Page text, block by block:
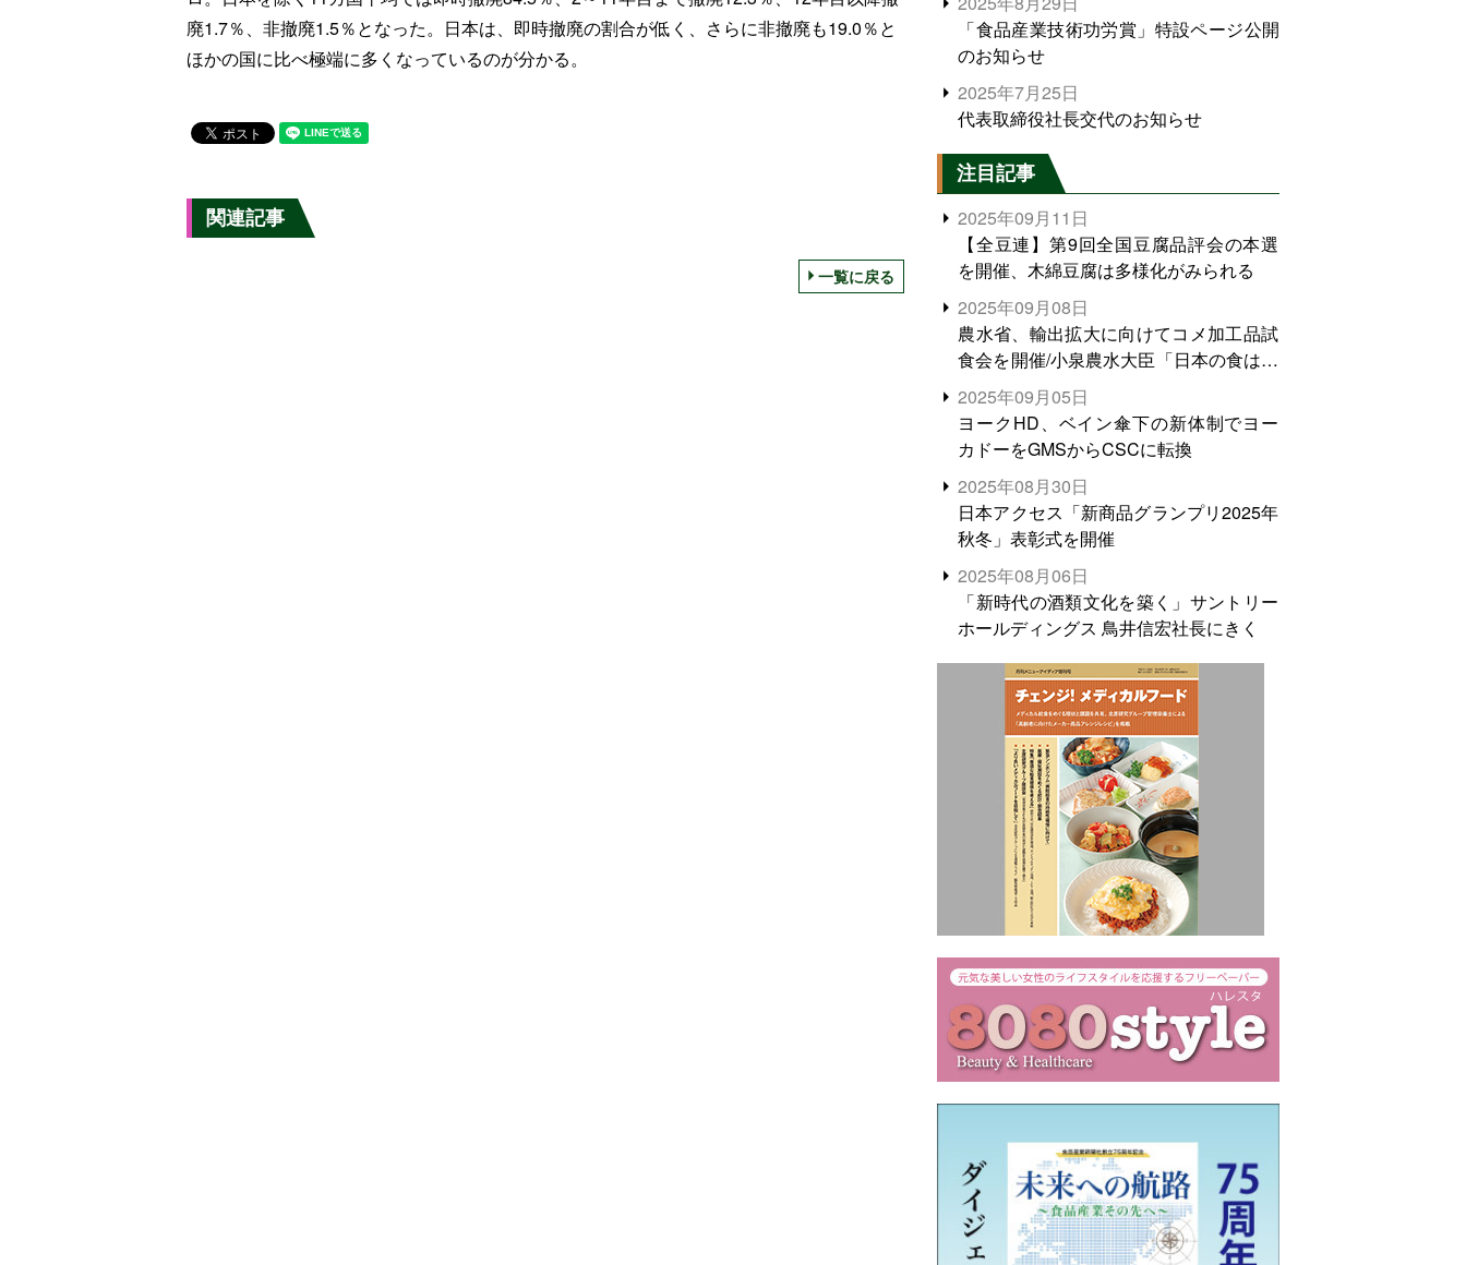
廃1.7％、非撤廃1.5％となった。日本は、即時撤廃の割合が低く、さらに非撤廃も19.0％と
ほかの国に比べ極端に多くなっているのが分かる。
関連記事
一覧に戻る
「食品産業技術功労賞」特設ページ公開
のお知らせ
2025年7月25日
代表取締役社長交代のお知らせ
注目記事
2025年09月11日
【全豆連】第9回全国豆腐品評会の本選
を開催、木綿豆腐は多様化がみられる
2025年09月08日
農水省、輸出拡大に向けてコメ加工品試
食会を開催/小泉農水大臣「日本の食は世
界でトップをとれる。米増産に向けて、
米輸出需要の拡大を」
2025年09月05日
ヨークHD、ベイン傘下の新体制でヨー
カドーをGMSからCSCに転換
2025年08月30日
日本アクセス「新商品グランプリ2025年
秋冬」表彰式を開催
2025年08月06日
「新時代の酒類文化を築く」サントリー
ホールディングス 鳥井信宏社長にきく